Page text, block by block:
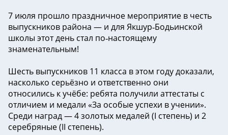
7 июля прошло праздничное мероприятие в честь
выпускников района — и для Якшур‑Бодьинской
школы этот день стал по‑настоящему
знаменательным!
Шесть выпускников 11 класса в этом году доказали,
насколько серьёзно и ответственно они
относились к учёбе: ребята получили аттестаты с
отличием и медали «За особые успехи в учении».
Среди наград — 4 золотых медалей (I степень) и 2
серебряные (II степень).